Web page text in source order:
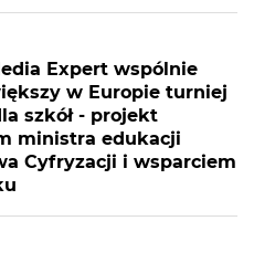
Expert wspólnie
w Europie turniej
szkół - projekt
ministra edukacji
Cyfryzacji i wsparciem